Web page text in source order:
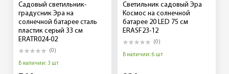
Садовый светильник-
градусник Эра на
солнечной батарее сталь
пластик серый 33 см
ERATR024-02
(0)
В наличии: 3 шт
Светильник садовый Эра
Космос на солнечной
батарее 20 LED 75 см
ERASF23-12
(0)
В наличии: 6 шт